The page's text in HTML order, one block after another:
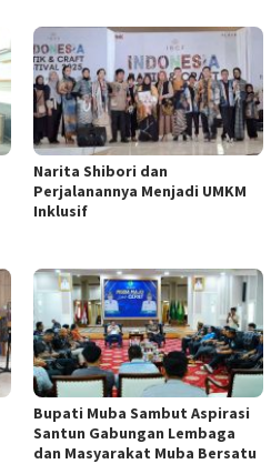
Narita Shibori dan
Perjalanannya Menjadi UMKM
Inklusif
Bupati Muba Sambut Aspirasi
Santun Gabungan Lembaga
dan Masyarakat Muba Bersatu